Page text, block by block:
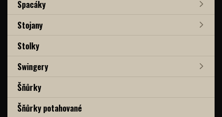
Spacáky
Stojany
Stolky
Swingery
Šňůrky
Šňůrky potahované